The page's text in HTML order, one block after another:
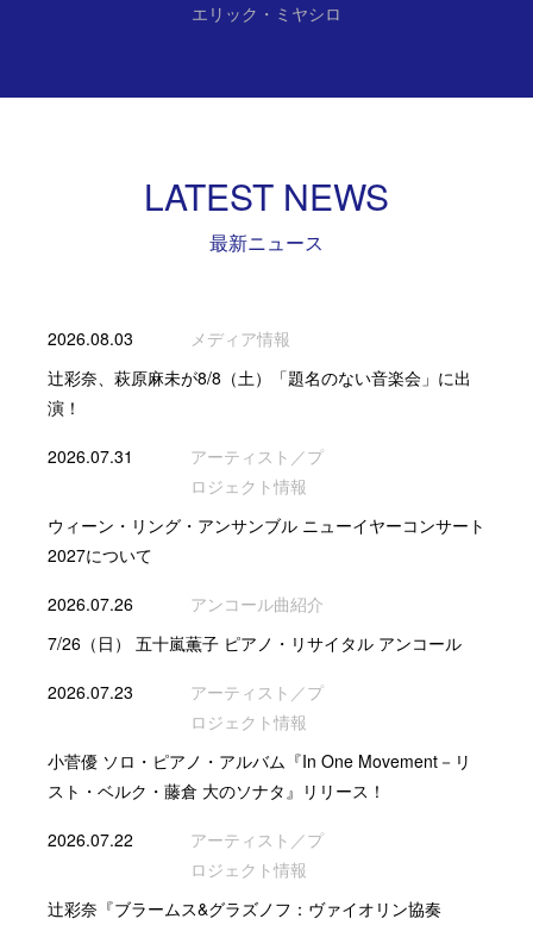
エリック・ミヤシロ
LATEST NEWS
最新ニュース
2026.08.03
メディア情報
辻彩奈、萩原麻未が8/8（土）「題名のない音楽会」に出
演！
2026.07.31
アーティスト／プ
ロジェクト情報
ウィーン・リング・アンサンブル ニューイヤーコンサート
2027について
2026.07.26
アンコール曲紹介
7/26（日） 五十嵐薫子 ピアノ・リサイタル アンコール
2026.07.23
アーティスト／プ
ロジェクト情報
小菅優 ソロ・ピアノ・アルバム『In One Movement－リ
スト・ベルク・藤倉 大のソナタ』リリース！
2026.07.22
アーティスト／プ
ロジェクト情報
辻彩奈『ブラームス&グラズノフ：ヴァイオリン協奏